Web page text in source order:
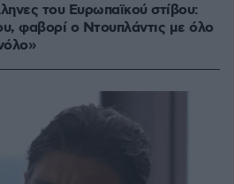
του Ευρωπαϊκού στίβου:
φαβορί ο Ντουπλάντις με όλο